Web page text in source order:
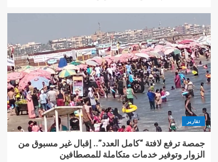
تقارير
جمصة ترفع لافتة “كامل العدد”.. إقبال غير مسبوق من
الزوار وتوفير خدمات متكاملة للمصطافين